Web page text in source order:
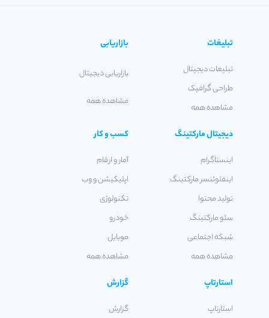
تبلیغات
تبلیغات دیجیتال
طراحی گرافیک
مشاهده همه
بازاریابی
بازاریابی دیجیتال
مشاهده همه
دیجیتال مارکتینگ
اینستاگرام
اینفلوئنسر مارکتینگ
تولید محتوا
سئو مارکتینگ
شبکه اجتماعی
مشاهده همه
کسب و کار
آمار و ارقام
اپلیکیشن و وب
تکنولوژی
خودرو
موبایل
مشاهده همه
استارتاپ
استارتاپ
گزارش
گزارش